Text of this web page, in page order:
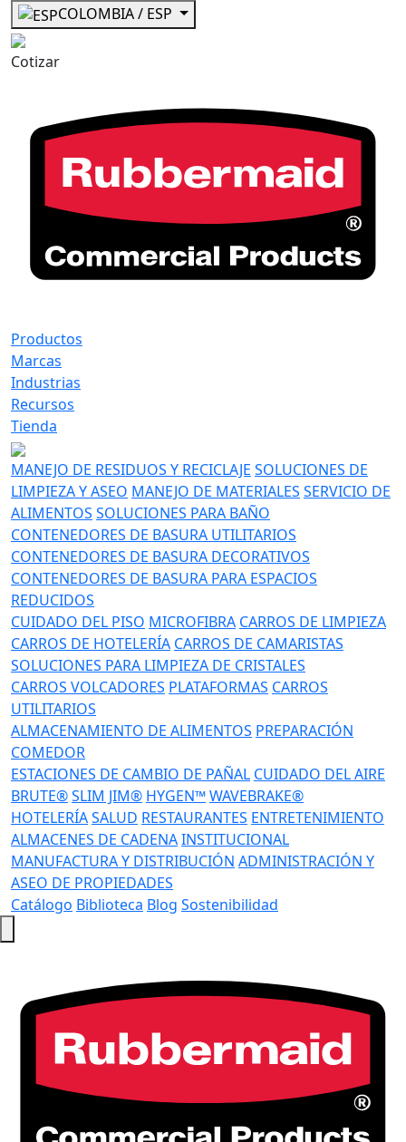
COLOMBIA / ESP
Cotizar
Productos
Marcas
Industrias
Recursos
Tienda
MANEJO DE RESIDUOS Y RECICLAJE SOLUCIONES DE
LIMPIEZA Y ASEO MANEJO DE MATERIALES SERVICIO DE
ALIMENTOS SOLUCIONES PARA BAÑO
CONTENEDORES DE BASURA UTILITARIOS
CONTENEDORES DE BASURA DECORATIVOS
CONTENEDORES DE BASURA PARA ESPACIOS
REDUCIDOS
CUIDADO DEL PISO MICROFIBRA CARROS DE LIMPIEZA
CARROS DE HOTELERÍA CARROS DE CAMARISTAS
SOLUCIONES PARA LIMPIEZA DE CRISTALES
CARROS VOLCADORES PLATAFORMAS CARROS
UTILITARIOS
ALMACENAMIENTO DE ALIMENTOS PREPARACIÓN
COMEDOR
ESTACIONES DE CAMBIO DE PAÑAL CUIDADO DEL AIRE
BRUTE®SLIM JIM® HYGEN™WAVEBRAKE®
HOTELERÍASALUD RESTAURANTES ENTRETENIMIENTO
ALMACENES DE CADENAINSTITUCIONAL
MANUFACTURA Y DISTRIBUCIÓN ADMINISTRACIÓN Y
ASEO DE PROPIEDADES
Catálogo Biblioteca Blog Sostenibilidad